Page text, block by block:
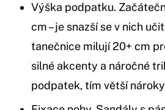
Výška podpatku.
cm – je snazší se v nich
tanečnice milují 20+ cm
silné akcenty a náročné
podpatek, tím větší